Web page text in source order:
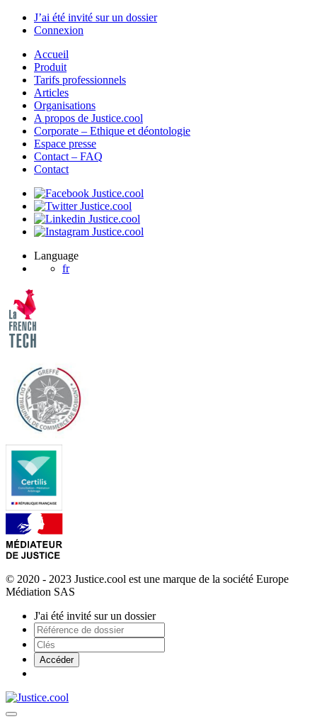
J’ai été invité sur un dossier
Connexion
Accueil
Produit
Tarifs professionnels
Articles
Organisations
A propos de Justice.cool
Corporate – Ethique et déontologie
Espace presse
Contact – FAQ
Contact
Language
fr
© 2020 - 2023 Justice.cool est une marque de la société Europe
Médiation SAS
J'ai été invité sur un dossier